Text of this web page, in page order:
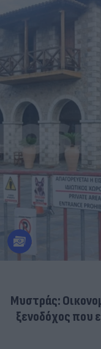
Μυστράς:
ξενοδόχος που